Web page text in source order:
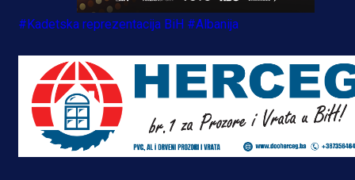
#Kadetska reprezentacija BiH #Albanija